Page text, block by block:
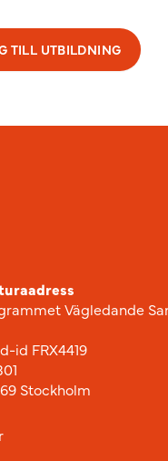
TILL UTBILDNING
Vägledande
id FRX4419
Stockholm